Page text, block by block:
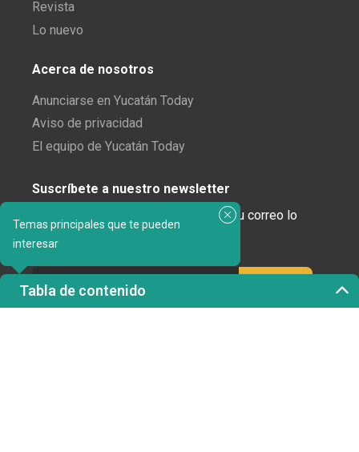
Temas principales que te pueden
interesar
Tabla de contenido
Revista
Lo nuevo
Acerca de nosotros
Anunciarse en Yucatán Today
Aviso de privacidad
El equipo de Yucatán Today
Suscríbete a nuestro newsletter
¿Enamorado de Yucatán? Recibe en tu correo lo
mejor de Yucatán Today.